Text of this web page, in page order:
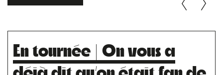
En tournée | On vous a